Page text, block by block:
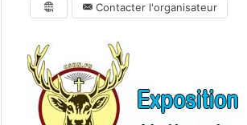
Contacter l'organisateur